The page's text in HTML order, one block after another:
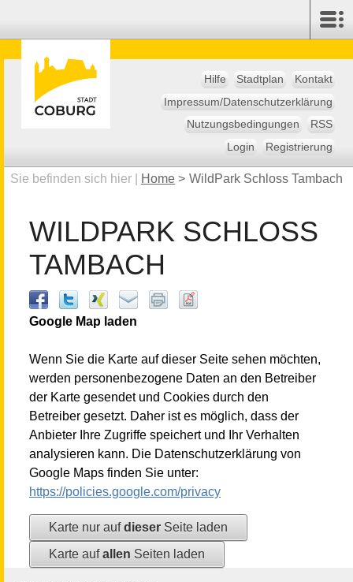
Hilfe Stadtplan
Kontakt
Impressum/Datenschutzerklärung
Nutzungsbedingungen
RSS
Login
Registrierung
Sie befinden sich hier | Home > WildPark Schloss Tambach
WILDPARK SCHLOSS
TAMBACH
Google Map laden
Wenn Sie die Karte auf dieser Seite sehen möchten,
werden personenbezogene Daten an den Betreiber
der Karte gesendet und Cookies durch den
Betreiber gesetzt. Daher ist es möglich, dass der
Anbieter Ihre Zugriffe speichert und Ihr Verhalten
analysieren kann. Die Datenschutzerklärung von
Google Maps finden Sie unter:
https://policies.google.com/privacy
Karte nur aufdieser Seite laden
Karte aufallen Seiten laden